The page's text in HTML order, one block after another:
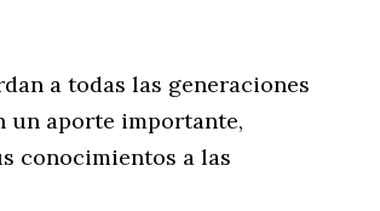
a todas las generaciones
un aporte importante,
conocimientos a las